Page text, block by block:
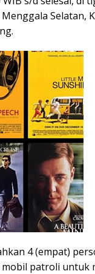
Selatan,
4 (empat)
patroli untuk